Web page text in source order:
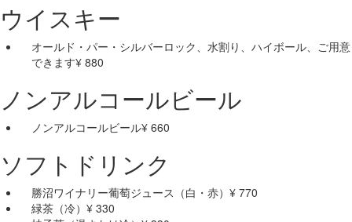
ウイスキー
オールド・パー・シルバーロック、水割り、ハイボール、ご用意
できます¥ 880
ノンアルコールビール
ノンアルコールビール¥ 660
ソフトドリンク
勝沼ワイナリー葡萄ジュース（白・赤） ¥ 770
緑茶（冷） ¥ 330